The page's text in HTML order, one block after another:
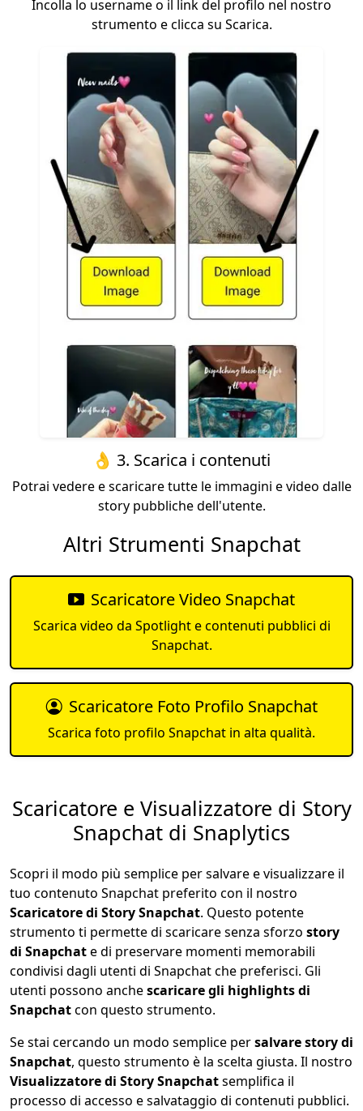
Incolla lo username o il link del profilo nel nostro
strumento e clicca su Scarica.
👌 3. Scarica i contenuti
Potrai vedere e scaricare tutte le immagini e video dalle
story pubbliche dell'utente.
Altri Strumenti Snapchat
Scaricatore Video Snapchat
Scarica video da Spotlight e contenuti pubblici di
Snapchat.
Scaricatore Foto Profilo Snapchat
Scarica foto profilo Snapchat in alta qualità.
Scaricatore e Visualizzatore di Story
Snapchat di Snaplytics
Scopri il modo più semplice per salvare e visualizzare il
tuo contenuto Snapchat preferito con il nostro
Scaricatore di Story Snapchat. Questo potente
strumento ti permette di scaricare senza sforzo story
di Snapchate di preservare momenti memorabili
condivisi dagli utenti di Snapchat che preferisci. Gli
utenti possono anchescaricare gli highlights di
Snapchatcon questo strumento.
Se stai cercando un modo semplice persalvare story di
Snapchat, questo strumento è la scelta giusta. Il nostro
Visualizzatore di Story Snapchatsemplifica il
processo di accesso e salvataggio di contenuti pubblici.